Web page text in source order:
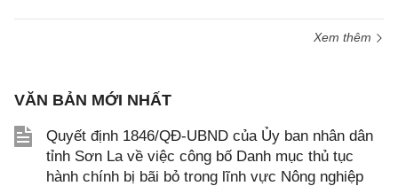
Xem thêm
VĂN BẢN MỚI NHẤT
Quyết định 1846/QĐ-UBND của Ủy ban nhân dân
tỉnh Sơn La về việc công bố Danh mục thủ tục
hành chính bị bãi bỏ trong lĩnh vực Nông nghiệp